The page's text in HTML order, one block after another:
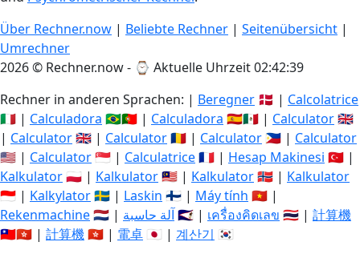
Über Rechner.now | Beliebte Rechner | Seitenübersicht |
Umrechner
2026 © Rechner.now - ⌚ Aktuelle Uhrzeit 02:42:40
Rechner in anderen Sprachen: | Beregner 🇩🇰 | Calcolatrice
🇮🇹 | Calculadora 🇧🇷🇵🇹 | Calculadora 🇪🇸🇲🇽 | Calculator🇬🇧
| Calculator🇬🇧 | Calculator🇷🇴 | Calculator 🇵🇭 | Calculator
🇺🇸 | Calculator🇸🇬 | Calculatrice🇫🇷 | Hesap Makinesi 🇹🇷 |
Kalkulator🇵🇱 | Kalkulator🇲🇾 | Kalkulator🇳🇴 | Kalkulator
🇮🇩 | Kalkylator🇸🇪 | Laskin 🇫🇮 | Máy tính 🇻🇳 |
Rekenmachine🇳🇱 | آلة حاسبة🇸🇦 | เครื่องคิดเลข 🇹🇭 | 計算機
🇹🇼🇭🇰 | 計算機🇭🇰 | 電卓 🇯🇵 | 계산기 🇰🇷